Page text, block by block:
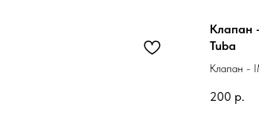
Клапан
Tuba
Клапан -
200 р.